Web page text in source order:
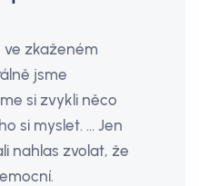
ve zkaženém
jsme
si zvykli něco
si myslet. … Jen
nahlas zvolat, že